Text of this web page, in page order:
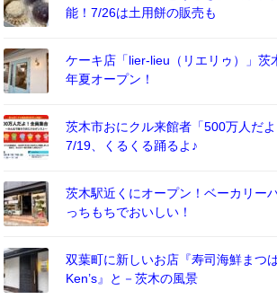
能！7/26は土用餅の販売も
ケーキ店「lier-lieu（リエリゥ）」茨
年夏オープン！
茨木市おにクル来館者「500万人だよ
7/19、くるくる踊るよ♪
茨木駅近くにオープン！ベーカリー
っちもちでおいしい！
双葉町に新しいお店『寿司海鮮まつ
Ken’s』と－茨木の風景